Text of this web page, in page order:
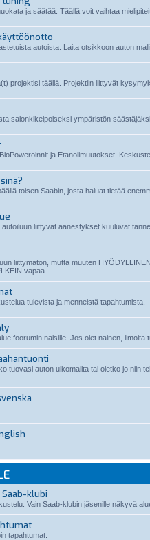
ja säätää. Täällä voit vaihtaa
autoista. Laita otsikkoon auton
projektisi täällä. Projektiin liittyvät
salonkikelpoiseksi ympäristön säästäjäksi.
ja Etanolimuutokset.
toisen Saabin, josta haluat tietää
autoiluun liittyvät äänestykset kuuluvat tänne.
liittymätön, mutta muuten
vapaa.
tulevista ja menneistä tapahtumista.
foorumin naisille. Jos olet nainen,
tuovasi auton ulkomailta tai oletko jo niin
klubi
Vain Saab-klubin jäsenille näkyvä
tapahtumat.